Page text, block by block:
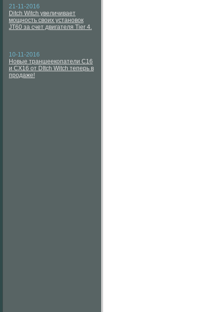
21-11-2016
Ditch Witch увеличивает
мощность своих установок
JT60 за счет двигателя Tier 4.
10-11-2016
Новые траншеекопатели C16
и CX16 от DItch Witch теперь в
продаже!